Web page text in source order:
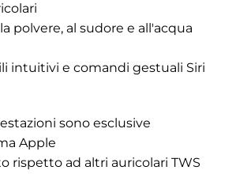
polvere, al sudore e all'acqua
intuitivi e comandi gestuali Siri
sono esclusive
Apple
rispetto ad altri auricolari TWS